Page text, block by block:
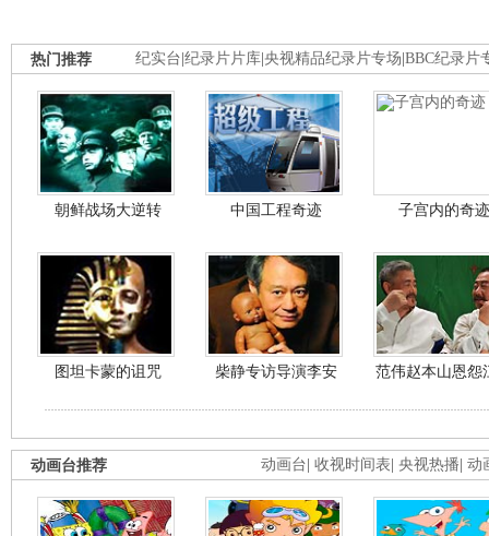
纪实台 纪录片片库 央视精品纪录片专场 BBC纪录片
热门推荐
朝鲜战场大逆转 中国工程奇迹 子宫内的奇迹
图坦卡蒙的诅咒 柴静专访导演李安 范伟赵本山恩怨
动画台 收视时间表 央视热播 动
动画台推荐